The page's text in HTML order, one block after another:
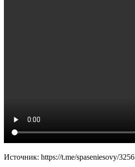
Источник: https://t.me/spaseniesovy/3256